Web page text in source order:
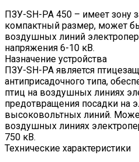
ПЗУ-SH-PA 450 – имеет зону
компактный размер, может
воздушных линий
напряжения 6-10 кВ.
Назначение устройства
ПЗУ-SH-PA является
антиприсадочного типа,
птиц на воздушных линиях
предотвращения посадки на
высоковольтных линий.
воздушных линиях
750 кВ.
Технические характеристики